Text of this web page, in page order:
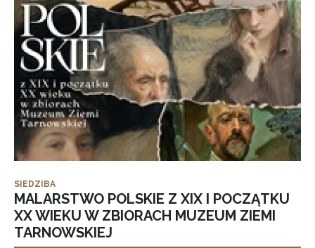
SIEDZIBA
MALARSTWO POLSKIE Z XIX I POCZĄTKU
XX WIEKU W ZBIORACH MUZEUM ZIEMI
TARNOWSKIEJ